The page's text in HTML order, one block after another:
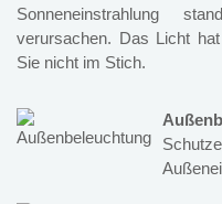
Sonneneinstrahlung
verursachen. Das Licht
Sie nicht im Stich.